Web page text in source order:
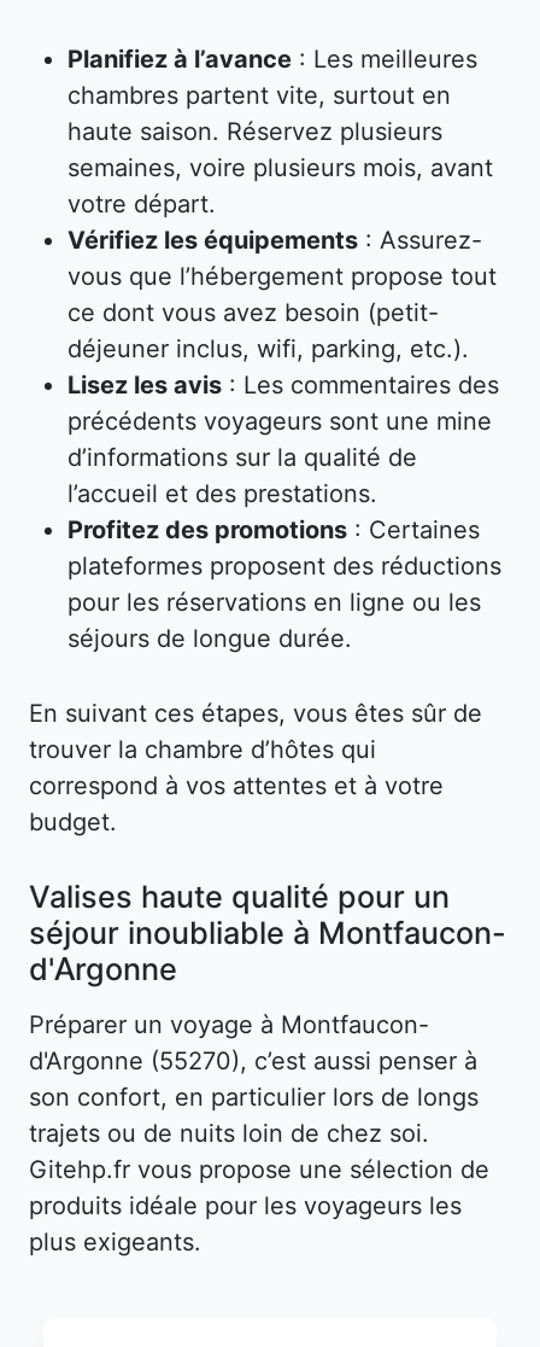
Planifiez à l’avance : Les meilleures
chambres partent vite, surtout en
haute saison. Réservez plusieurs
semaines, voire plusieurs mois, avant
votre départ.
Vérifiez les équipements : Assurez-
vous que l’hébergement propose tout
ce dont vous avez besoin (petit-
déjeuner inclus, wifi, parking, etc.).
Lisez les avis : Les commentaires des
précédents voyageurs sont une mine
d’informations sur la qualité de
l’accueil et des prestations.
Profitez des promotions : Certaines
plateformes proposent des réductions
pour les réservations en ligne ou les
séjours de longue durée.
En suivant ces étapes, vous êtes sûr de
trouver la chambre d’hôtes qui
correspond à vos attentes et à votre
budget.
Valises haute qualité pour un
séjour inoubliable à Montfaucon-
d'Argonne
Préparer un voyage à Montfaucon-
d'Argonne (55270), c’est aussi penser à
son confort, en particulier lors de longs
trajets ou de nuits loin de chez soi.
Gitehp.fr vous propose une sélection de
produits idéale pour les voyageurs les
plus exigeants.